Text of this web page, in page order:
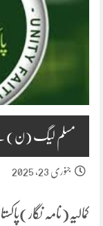
گندم آٹے کا بحران
مسلم لیگ (ن)
جنوری 23, 2025
کمالیہ(نامہ